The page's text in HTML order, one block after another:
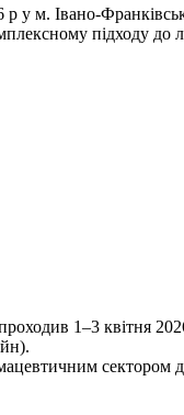
р у м. Івано-
підходу до
1–3 квітня
сектором